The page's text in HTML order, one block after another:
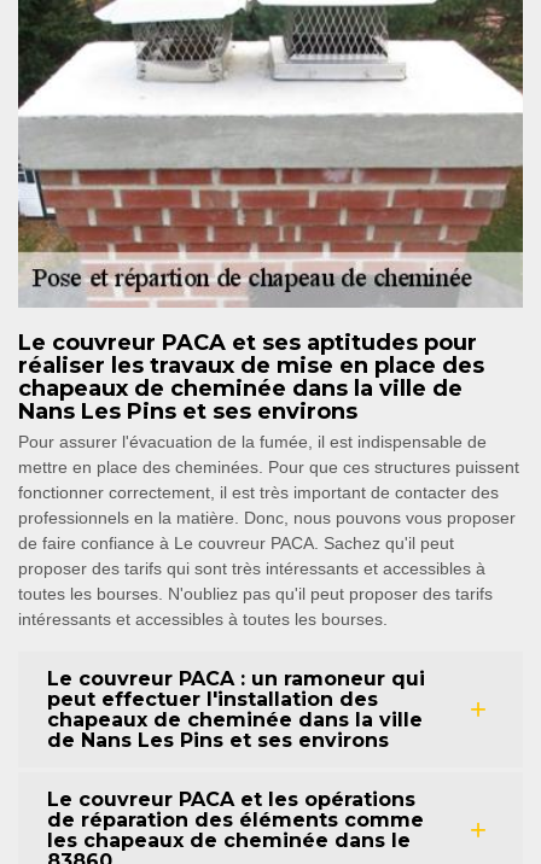
Le couvreur PACA et ses aptitudes pour
réaliser les travaux de mise en place des
chapeaux de cheminée dans la ville de
Nans Les Pins et ses environs
Pour assurer l'évacuation de la fumée, il est indispensable de
mettre en place des cheminées. Pour que ces structures puissent
fonctionner correctement, il est très important de contacter des
professionnels en la matière. Donc, nous pouvons vous proposer
de faire confiance à Le couvreur PACA. Sachez qu'il peut
proposer des tarifs qui sont très intéressants et accessibles à
toutes les bourses. N'oubliez pas qu'il peut proposer des tarifs
intéressants et accessibles à toutes les bourses.
Le couvreur PACA : un ramoneur qui
peut effectuer l'installation des
chapeaux de cheminée dans la ville
de Nans Les Pins et ses environs
Le couvreur PACA et les opérations
de réparation des éléments comme
les chapeaux de cheminée dans le